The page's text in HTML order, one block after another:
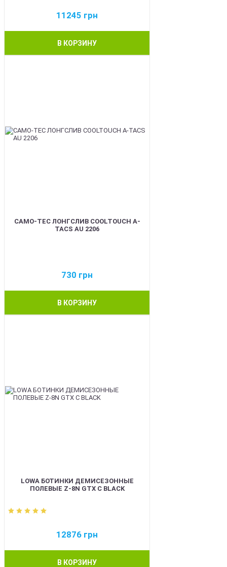
11245 грн
В КОРЗИНУ
CAMO-TEC ЛОНГСЛИВ COOLTOUCH A-
TACS AU 2206
730 грн
В КОРЗИНУ
LOWA БОТИНКИ ДЕМИСЕЗОННЫЕ
ПОЛЕВЫЕ Z-8N GTX C BLACK
12876 грн
В КОРЗИНУ